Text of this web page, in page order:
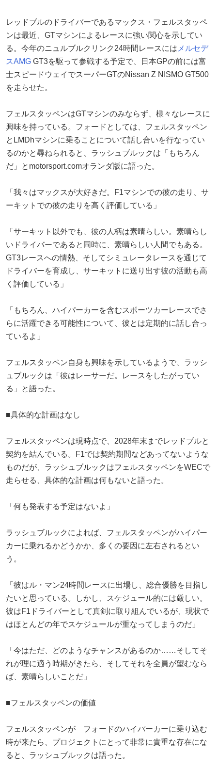
レッドブルのドライバーであるマックス・フェルスタッペ
ンは最近、GTマシンによるレースに強い関心を示してい
る。今年のニュルブルクリンク24時間レースには メルセデ
スAMG GT3を駆って参戦する予定で、日本GPの前には富
士スピードウェイでスーパーGTのNissan Z NISMO GT500
を走らせた。
フェルスタッペンはGTマシンのみならず、様々なレースに
興味を持っている。フォードとしては、フェルスタッペン
とLMDhマシンに乗ることについて話し合いを行なってい
るのかと尋ねられると、ラッシュブルックは「もちろん
だ」とmotorsport.comオランダ版に語った。
「我々はマックスが大好きだ。F1マシンでの彼の走り、サ
ーキットでの彼の走りを高く評価している」
「サーキット以外でも、彼の人柄は素晴らしい。素晴らし
いドライバーであると同時に、素晴らしい人間でもある。
GT3レースへの情熱、そしてシミュレータレースを通じて
ドライバーを育成し、サーキットに送り出す彼の活動も高
く評価している」
「もちろん、ハイパーカーを含むスポーツカーレースでさ
らに活躍できる可能性について、彼とは定期的に話し合っ
ているよ」
フェルスタッペン自身も興味を示しているようで、ラッシ
ュブルックは「彼はレーサーだ。レースをしたがってい
る」と語った。
■具体的な計画はなし
フェルスタッペンは現時点で、2028年末までレッドブルと
契約を結んでいる。F1では契約期間などあってないような
ものだが、ラッシュブルックはフェルスタッペンをWECで
走らせる、具体的な計画は何もないと語った。
「何も発表する予定はないよ」
ラッシュブルックによれば、フェルスタッペンがハイパー
カーに乗れるかどうかか、多くの要因に左右されるとい
う。
「彼はル・マン24時間レースに出場し、総合優勝を目指し
たいと思っている。しかし、スケジュール的には厳しい。
彼はF1ドライバーとして真剣に取り組んでいるが、現状で
はほとんどの年でスケジュールが重なってしまうのだ」
「今はただ、どのようなチャンスがあるのか……そしてそ
れが理に適う時期がきたら、そしてそれを全員が望むなら
ば、素晴らしいことだ」
■フェルスタッペンの価値
フェルスタッペンが フォードのハイパーカーに乗り込む
時が来たら、プロジェクトにとって非常に貴重な存在にな
ると、ラッシュブルックは語った。